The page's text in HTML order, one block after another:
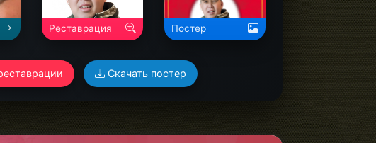
Реставрация
Николаевич">
Постер
Скачать постер